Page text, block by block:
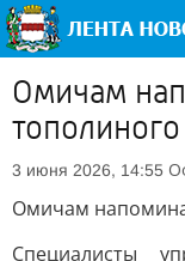
Омичам
3 июня 2026, 14:55
Омичам
Специалисты